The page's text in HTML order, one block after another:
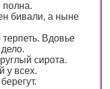
полна.
бивали, а ныне
Вдовье
сирота.
у всех.